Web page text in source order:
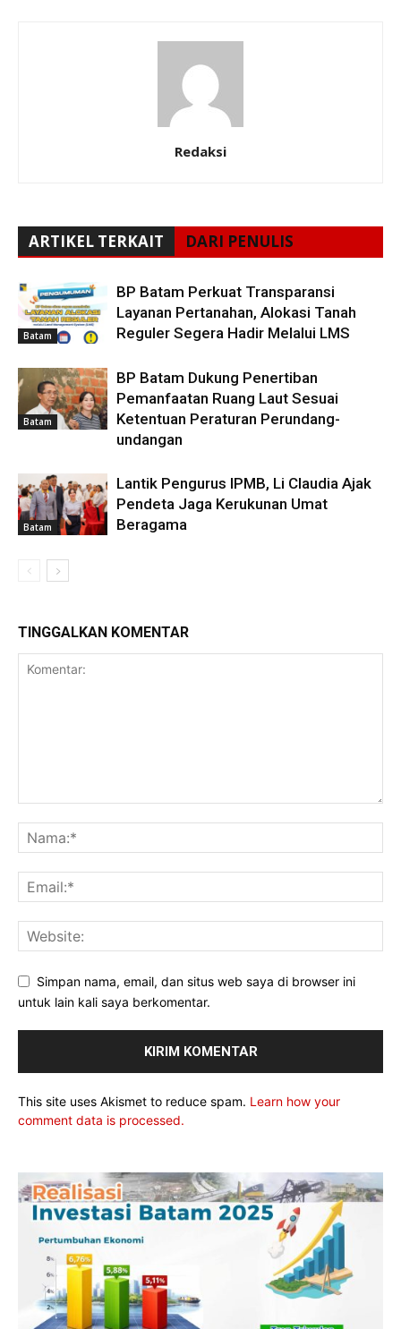
Redaksi
ARTIKEL TERKAIT DARI PENULIS
Batam
BP Batam Perkuat Transparansi
Layanan Pertanahan, Alokasi Tanah
Reguler Segera Hadir Melalui LMS
Batam
BP Batam Dukung Penertiban
Pemanfaatan Ruang Laut Sesuai
Ketentuan Peraturan Perundang-
undangan
Batam
Lantik Pengurus IPMB, Li Claudia Ajak
Pendeta Jaga Kerukunan Umat
Beragama
TINGGALKAN KOMENTAR
Simpan nama, email, dan situs web saya di browser ini
untuk lain kali saya berkomentar.
This site uses Akismet to reduce spam. Learn how your
comment data is processed.